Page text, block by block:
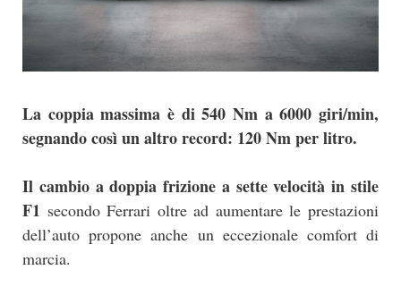
La coppia massima è di 540 Nm a 6000 giri/min,
segnando così un altro record: 120 Nm per litro.
Il cambio a doppia frizione a sette velocità in stile
F1 secondo Ferrari oltre ad aumentare le prestazioni
dell’auto propone anche un eccezionale comfort di
marcia.